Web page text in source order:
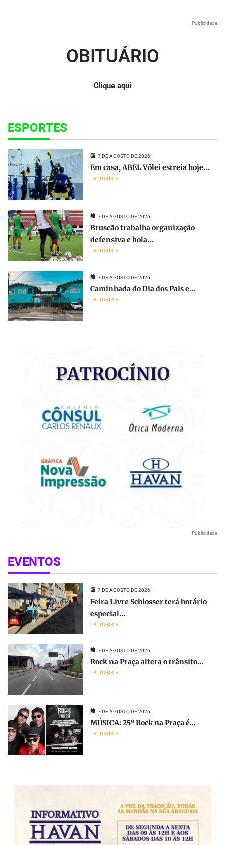
Publicidade
OBITUÁRIO
Clique aqui
ESPORTES
7 DE AGOSTO DE 2026
Em casa, ABEL Vôlei estreia hoje...
Ler mais »
7 DE AGOSTO DE 2026
Bruscão trabalha organização
defensiva e bola...
Ler mais »
7 DE AGOSTO DE 2026
Caminhada do Dia dos Pais e...
Ler mais »
Publicidade
EVENTOS
7 DE AGOSTO DE 2026
Feira Livre Schlosser terá horário
especial...
Ler mais »
7 DE AGOSTO DE 2026
Rock na Praça altera o trânsito...
Ler mais »
7 DE AGOSTO DE 2026
MÚSICA: 25º Rock na Praça é...
Ler mais »